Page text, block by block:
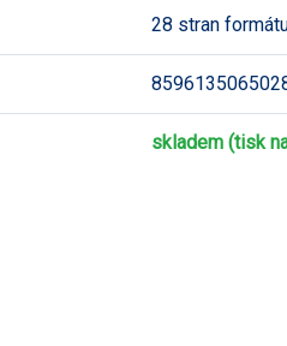
28 stran
skladem (tisk